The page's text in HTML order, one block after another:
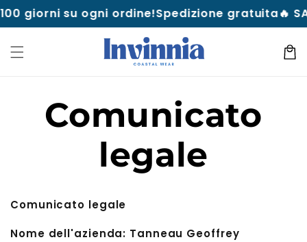
Vai al
contenuto
giorni su ogni ordine!Spedizione gratuita🔥
Comunicato
legale
Comunicato legale
Nome dell'azienda: Tanneau Geoffrey